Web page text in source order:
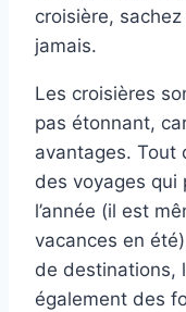
croisière,
jamais.
Les croisières
pas étonnant,
avantages. Tout
des voyages
l’année (il est
vacances en
de destinations,
également des